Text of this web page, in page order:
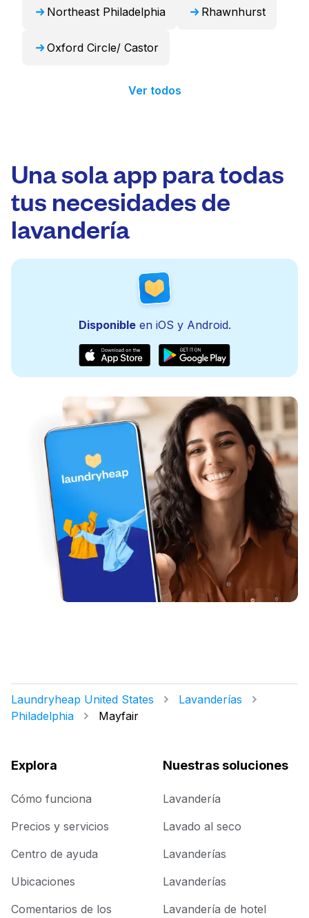
Northeast Philadelphia Rhawnhurst
Oxford Circle/ Castor
Ver todos
Una sola app para todas
tus necesidades de
lavandería
Disponibleen iOS y Android.
Laundryheap United States
Lavanderías
Philadelphia
Mayfair
Explora
Cómo funciona
Precios y servicios
Centro de ayuda
Ubicaciones
Comentarios de los
Nuestras soluciones
Lavandería
Lavado al seco
Lavanderías
Lavanderías
Lavandería de hotel